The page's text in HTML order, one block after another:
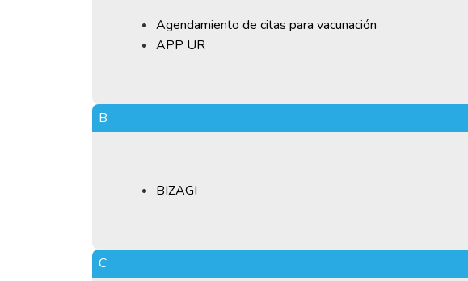
Agendamiento de citas para vacunación
APP UR
B
BIZAGI
C